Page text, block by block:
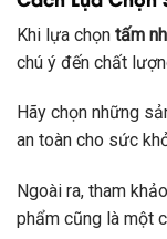
Khi lựa chọn tấm
chú ý đến chất
Hãy chọn những
an toàn cho sức
Ngoài ra, tham
phẩm cũng là một